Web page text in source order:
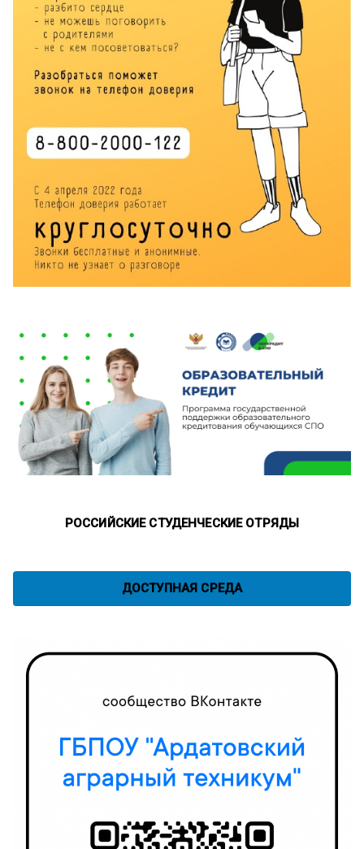
РОССИЙСКИЕ СТУДЕНЧЕСКИЕ ОТРЯДЫ
ДОСТУПНАЯ СРЕДА